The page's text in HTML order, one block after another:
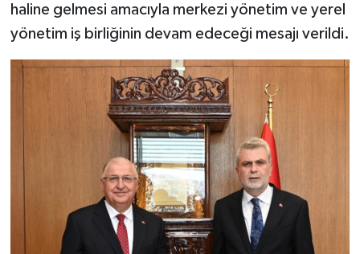
haline gelmesi amacıyla merkezi yönetim ve yerel
yönetim iş birliğinin devam edeceği mesajı verildi.